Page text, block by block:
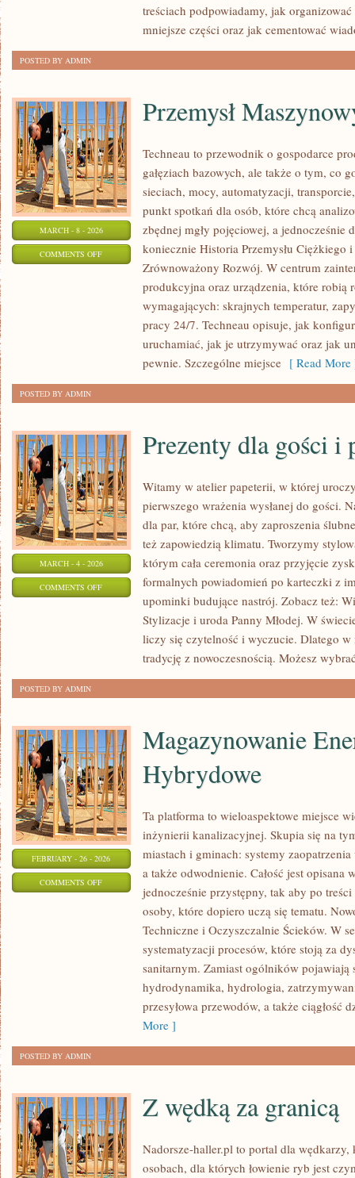
treściach podpowiadamy, jak
mniejsze części oraz jak cementować
POSTED BY ADMIN
MARCH - 8 - 2026
COMMENTS OFFON
PRZEMYSŁ
MASZYNOWY
Przemysł
Techneau to przewodnik o gospodarce
gałęziach bazowych, ale także o tym, co
sieciach, mocy, automatyzacji,
punkt spotkań dla osób, które chcą
zbędnej mgły pojęciowej, a jednocześnie
koniecznie Historia Przemysłu Ciężkiego
Zrównoważony Rozwój. W centrum
produkcyjna oraz urządzenia, które robią
wymagających: skrajnych temperatur,
pracy 24/7. Techneau opisuje, jak
uruchamiać, jak je utrzymywać oraz jak
pewnie. Szczególne miejsce [ Read More
POSTED BY ADMIN
MARCH - 4 - 2026
COMMENTS OFFON
Prezenty dla gości i
Witamy w atelier papeterii, w której
pierwszego wrażenia wysłanej do gości.
dla par, które chcą, aby zaproszenia
też zapowiedzią klimatu. Tworzymy
którym cała ceremonia oraz przyjęcie
formalnych powiadomień po karteczki z
upominki budujące nastrój. Zobacz też:
Stylizacje i uroda Panny Młodej. W
liczy się czytelność i wyczucie. Dlatego w
tradycję z nowoczesnością. Możesz
POSTED BY ADMIN
FEBRUARY - 26 - 2026
COMMENTS OFFON
MAGAZYNOWANIE
Magazynowanie
Hybrydowe
Ta platforma to wieloaspektowe miejsce
inżynierii kanalizacyjnej. Skupia się na
miastach i gminach: systemy
a także odwodnienie. Całość jest opisana
jednocześnie przystępny, tak aby po
osoby, które dopiero uczą się tematu.
Techniczne i Oczyszczalnie Ścieków. W
systematyzacji procesów, które stoją za
sanitarnym. Zamiast ogólników pojawiają
hydrodynamika, hydrologia,
przesyłowa przewodów, a także ciągłość
More ]
POSTED BY ADMIN
Z wędką za granicą
Nadorsze-haller.pl to portal dla wędkarzy,
osobach, dla których łowienie ryb jest